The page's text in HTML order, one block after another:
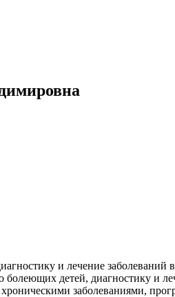
и лечение
болеющих детей, диагностику и
заболеваниями,